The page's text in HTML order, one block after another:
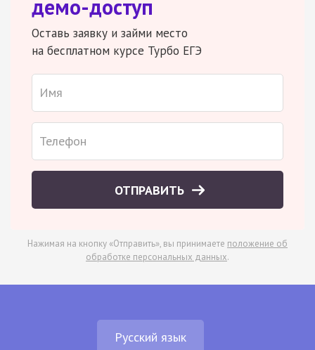
демо-доступ
Оставь заявку и займи место
на бесплатном курсе Турбо ЕГЭ
ОТПРАВИТЬ
Нажимая на кнопку «Отправить», вы принимаете положение об
обработке персональных данных.
Русский язык